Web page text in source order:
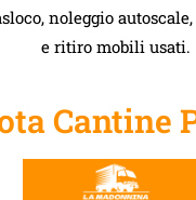
noleggio
e ritiro mobili usati.
Cantine